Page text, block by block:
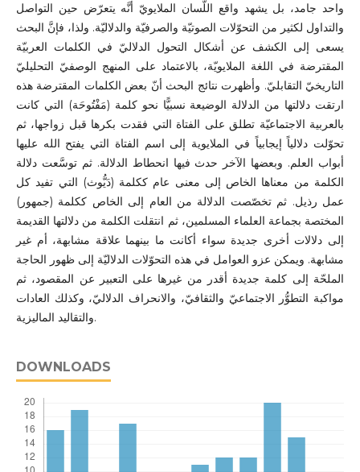
واحد جامد، بل يشهد واقع اللّسان الملايويّ أنَّه يتعرّض حين التواصل
والتداول لكثير من التحوّلات الصوتيّة والصرفيّة والدلاليّة. ولذا، فإنَّ البحث
يسعى إلى الكشف عن أشكال التحول الدلاليّ في الكلمات العربيّة
المقترضة في اللغة الملايويّة، بالاعتماد على المنهج الوصفيّ التحليليّ
التاريخيّ التقابليّ. وأظهرت نتائج البحث أنّ بعض الكلمات المقترضة هذه
ارتقت دلالتها من الدلالة الوضيعة نسبيًّا نحو كلمة (مَفْتُوحَة) التي كانت
بالعربية الاجتماعيّة تطلق على الفتاة التي فقدت بكرها قبل زواجها، ثم
تحوّلت دلالياً إيجابياً في الملايوية إلى اسم الفتاة التي يفتح الله عليها
أبواب العلم. وبعضها الآخر حدث فيها انحطاط الدلالة. ثم توسَّعت دلالة
الكلمة من معناها الخاص إلى معنى عام ككلمة (دَيُّوث) التي تفيد كل
عمل رذيل. ثم تخصّصت الدلالة من العام إلى الخاص ككلمة (جمهور)
المختصة بجماعة العلماء المسلمين، ثم انتقلت الكلمة من دلالتها القديمة
إلى دلالات أخرى جديدة سواء أكانت ما بينهما علاقة مشابهة، أم غير
مشابهة. ويمكن عزو العوامل في هذه التحوّلات الدلاليّة إلى ظهور الحاجة
الملحّة إلى كلمة جديدة أقدر من غيرها على التعبير عن المقصود، ثم
مواكبة التطوُّر الاجتماعيّ والثقافيّ، والانحراف الدلاليّ، وكذلك العادات
والتقاليد الماليزية.
DOWNLOADS